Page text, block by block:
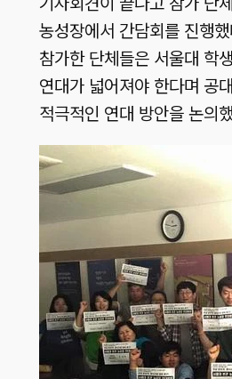
농성장에서 간담회를 진행
참가한 단체들은 서울대 학
연대가 넓어져야 한다며 공
적극적인 연대 방안을 논의